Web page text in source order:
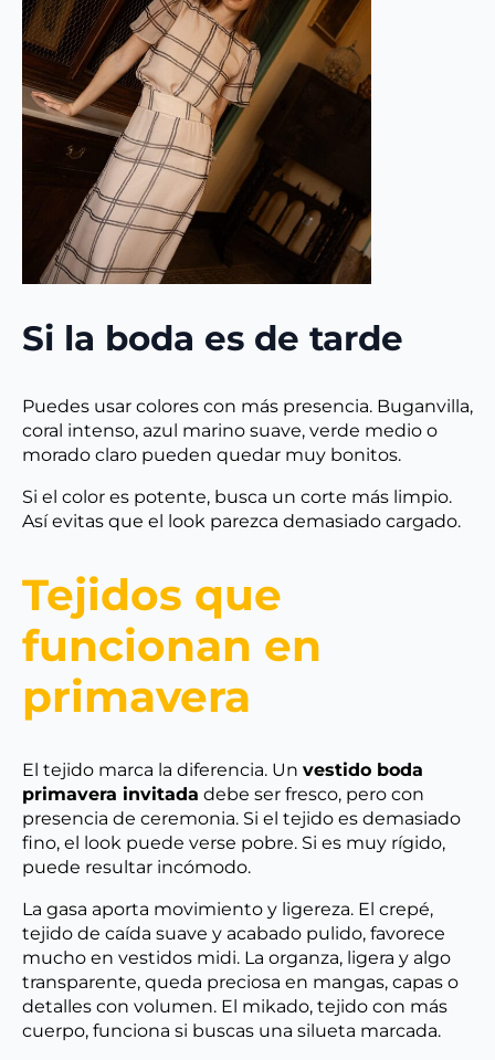
Si la boda es de tarde
Puedes usar colores con más presencia. Buganvilla,
coral intenso, azul marino suave, verde medio o
morado claro pueden quedar muy bonitos.
Si el color es potente, busca un corte más limpio.
Así evitas que el look parezca demasiado cargado.
Tejidos que
funcionan en
primavera
El tejido marca la diferencia. Un vestido boda
primavera invitada debe ser fresco, pero con
presencia de ceremonia. Si el tejido es demasiado
fino, el look puede verse pobre. Si es muy rígido,
puede resultar incómodo.
La gasa aporta movimiento y ligereza. El crepé,
tejido de caída suave y acabado pulido, favorece
mucho en vestidos midi. La organza, ligera y algo
transparente, queda preciosa en mangas, capas o
detalles con volumen. El mikado, tejido con más
cuerpo, funciona si buscas una silueta marcada.